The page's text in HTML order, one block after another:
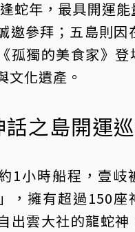
蛇年，最具開運
邀參拜；五島則因
孤獨的美食家》登
文化遺產。
之島開運
1小時船程，壹岐
，擁有超過150座
出雲大社的龍蛇神